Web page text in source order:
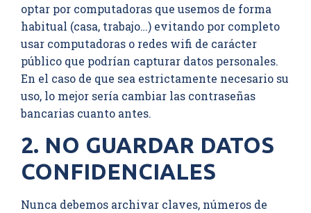
optar por computadoras que usemos de forma
habitual (casa, trabajo…) evitando por completo
usar computadoras o redes wifi de carácter
público que podrían capturar datos personales.
En el caso de que sea estrictamente necesario su
uso, lo mejor sería cambiar las contraseñas
bancarias cuanto antes.
2. NO GUARDAR DATOS
CONFIDENCIALES
Nunca debemos archivar claves, números de